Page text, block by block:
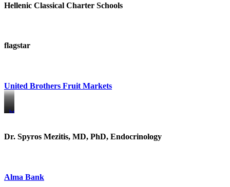
Hellenic Classical Charter Schools
flagstar
United Brothers Fruit Markets
https://www.unitedbrothersfruitmarkets.com/
https://www.unitedbrothersfruitmarkets.com/
Dr. Spyros Mezitis, MD, PhD, Endocrinology
Alma Bank